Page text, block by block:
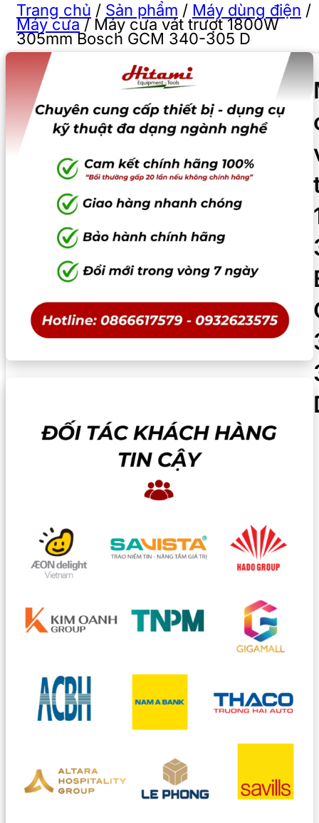
Trang chủ / Sản phẩm / Máy dùng điện /
Máy cưa/ Máy cưa vát trượt 1800W
305mm Bosch GCM 340-305 D